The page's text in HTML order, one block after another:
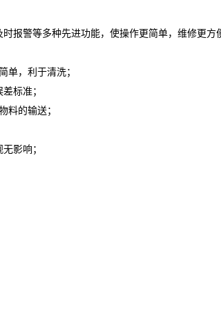
报警等多种先进功能，使操作更简单，维修更方
单，利于清洗；
标准；
料的输送；
影响；